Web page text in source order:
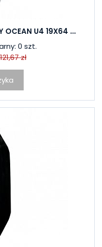
OCEAN U4 19X64 ...
0 szt.
121,67 zł